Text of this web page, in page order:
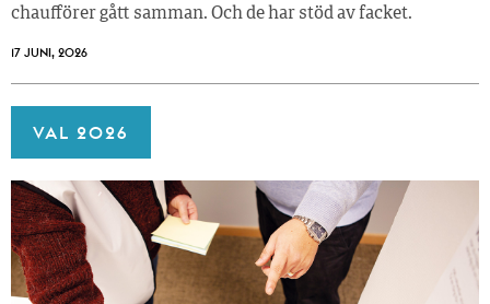
chaufförer gått samman. Och de har stöd av facket.
17 JUNI, 2026
VAL 2026